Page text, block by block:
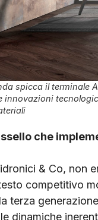
spicca il terminale
innovazioni
che
& Co, non
competitivo
terza
dinamiche